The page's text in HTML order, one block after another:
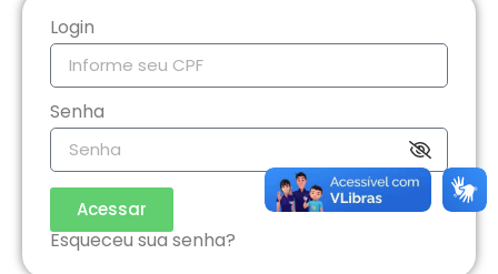
Login
Senha
Acessar
Esqueceu sua senha?